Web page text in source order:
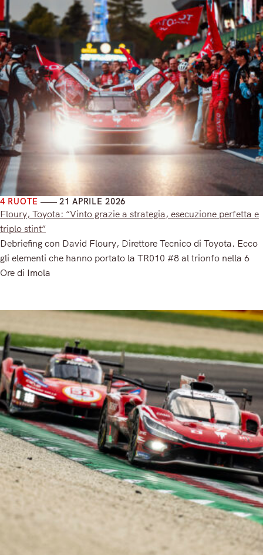
4 RUOTE 21 APRILE 2026
Floury, Toyota: “Vinto grazie a strategia, esecuzione perfetta e
triplo stint”
Debriefing con David Floury, Direttore Tecnico di Toyota. Ecco
gli elementi che hanno portato la TR010 #8 al trionfo nella 6
Ore di Imola